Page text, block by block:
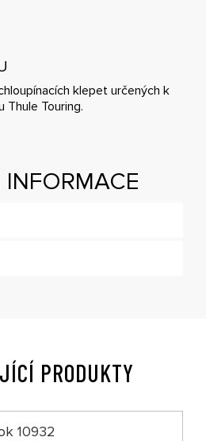
klepet určených k
Thule Touring.
PRODUKTY
10932